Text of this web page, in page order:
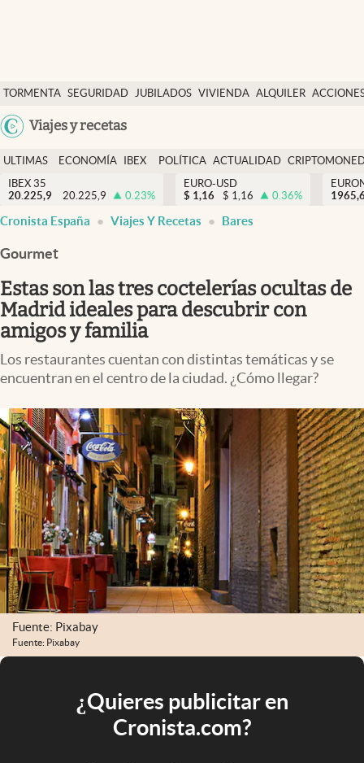
TORMENTA SEGURIDAD JUBILADOS VIVIENDA ALQUILER
USA
Viajes y recetas
Economía y finanzas
Política
Actualidad
Criptomonedas
España
ULTIMAS
NOTICIAS
ECONOMÍA
FINANZAS
IBEX
EURO
POLÍTICA ACTUALIDAD
IBEX 35
20.225,9
20.225,9 0.23%
EURO-USD
$ 1,16 $ 1,16 0.36%
Cronista España Viajes Y Recetas Bares
Gourmet
Estas son las tres coctelerías ocultas de
Madrid ideales para descubrir con
amigos y familia
Los restaurantes cuentan con distintas temáticas y se
encuentran en el centro de la ciudad. ¿Cómo llegar?
Fuente: Pixabay
Fuente: Pixabay
¿Quieres publicitar en
Cronista.com?